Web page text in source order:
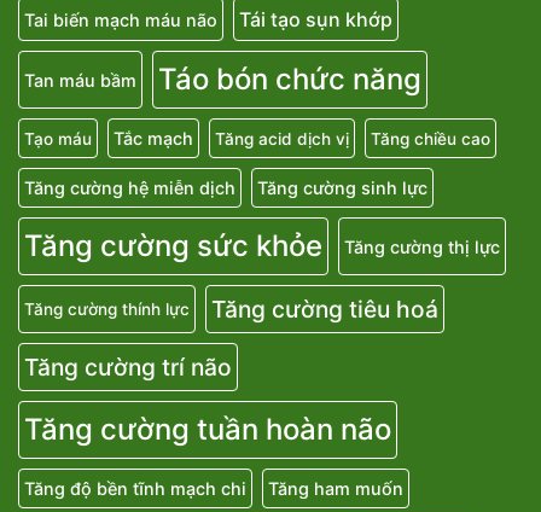
Tai biến mạch máu não Tái tạo sụn khớp
Tan máu bầm Táo bón chức năng
Tạo máu Tắc mạch Tăng acid dịch vị Tăng chiều cao
Tăng cường hệ miễn dịch Tăng cường sinh lực
Tăng cường sức khỏe Tăng cường thị lực
Tăng cường thính lực
Tăng cường tiêu hoá
Tăng cường trí não
Tăng cường tuần hoàn não
Tăng độ bền tĩnh mạch chi Tăng ham muốn